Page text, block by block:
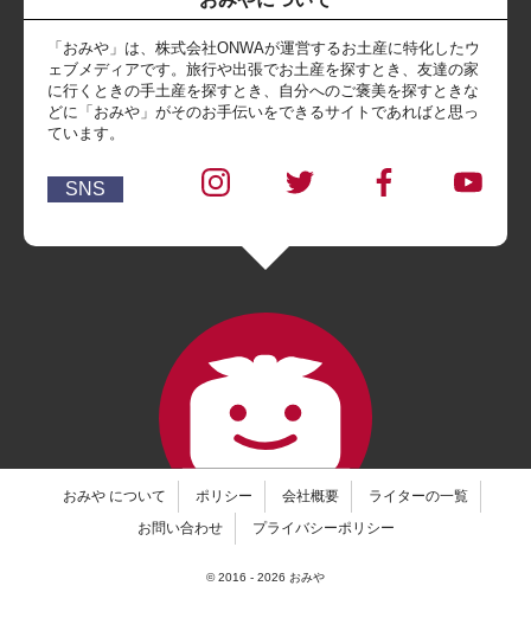
「おみや」は、株式会社ONWAが運営するお土産に特化したウ
ェブメディアです。旅行や出張でお土産を探すとき、友達の家
に行くときの手土産を探すとき、自分へのご褒美を探すときな
どに「おみや」がそのお手伝いをできるサイトであればと思っ
ています。
SNS
おみや について ポリシー 会社概要
ライターの一覧
お問い合わせ
プライバシーポリシー
© 2016 - 2026 おみや